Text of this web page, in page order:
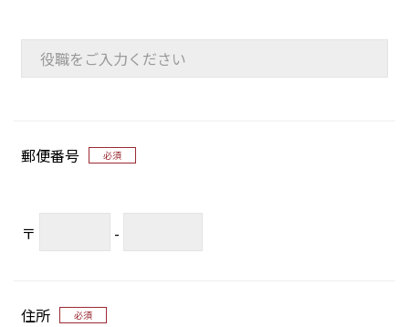
郵便番号 必須
〒 -
住所 必須